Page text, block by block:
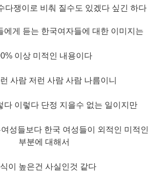
다쟁이로 비춰 질수도 있겠다 싶긴 하다
에게 듣는 한국여자들에 대한 이미지는
이상 미적인 내용이다
사람 저런 사람 사람 나름이니
다 이렇다 단정 지을수 없는 일이지만
성들보다 한국 여성들이 외적인 미적인
부분에 대해서
이 높은건 사실인것 같다